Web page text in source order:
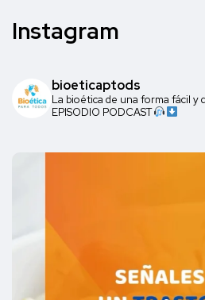
Instagram
bioeticaptods
La bioética de una forma fácil y
EPISODIO PODCAST